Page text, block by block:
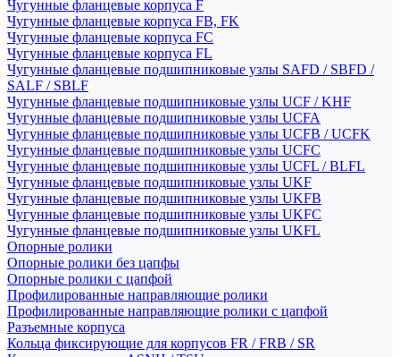
Чугунные фланцевые корпуса F
Чугунные фланцевые корпуса FB, FK
Чугунные фланцевые корпуса FC
Чугунные фланцевые корпуса FL
Чугунные фланцевые подшипниковые узлы SAFD / SBFD /
SALF / SBLF
Чугунные фланцевые подшипниковые узлы UCF / KHF
Чугунные фланцевые подшипниковые узлы UCFA
Чугунные фланцевые подшипниковые узлы UCFB / UCFK
Чугунные фланцевые подшипниковые узлы UCFC
Чугунные фланцевые подшипниковые узлы UCFL / BLFL
Чугунные фланцевые подшипниковые узлы UKF
Чугунные фланцевые подшипниковые узлы UKFB
Чугунные фланцевые подшипниковые узлы UKFC
Чугунные фланцевые подшипниковые узлы UKFL
Опорные ролики
Опорные ролики без цапфы
Опорные ролики с цапфой
Профилированные направляющие ролики
Профилированные направляющие ролики с цапфой
Разъемные корпуса
Кольца фиксирующие для корпусов FR / FRB / SR